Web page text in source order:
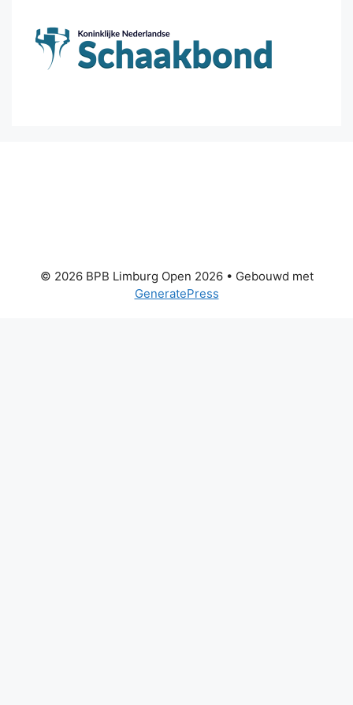
© 2026 BPB Limburg Open 2026• Gebouwd met
GeneratePress